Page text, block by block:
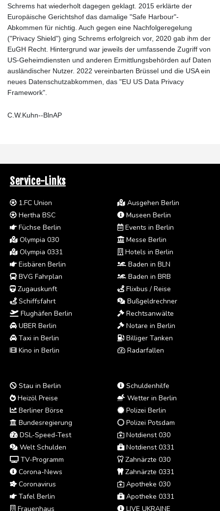
Schrems hat wiederholt dagegen geklagt. 2015 erklärte der
Europäische Gerichtshof das damalige "Safe Harbour"-
Abkommen für nichtig. Auch gegen eine Nachfolgeregelung
("Privacy Shield") ging Schrems erfolgreich vor, 2020 gab ihm der
EuGH Recht. Hintergrund war jeweils der umfassende Zugriff von
US-Geheimdiensten und anderen Ermittlungsbehörden auf Daten
ausländischer Nutzer. 2022 vereinbarten Brüssel und die USA ein
neues Datenschutzabkommen, das "EU US Data Privacy
Framework".
C.W.Kuhn--BlnAP
Service-Links
1.FC Union
Hertha BSC
Füchse Berlin
Olympia 030
Olympia 0331
Eisbären Berlin
BVG Fahrplan
Zugauskunft
Schiffsfahrt
Flughäfen Berlin
UBER Berlin
Taxi in Berlin
Kino in Berlin
Ausgehen Berlin
Museen Berlin
Events in Berlin
Messe Berlin
Hotels in Berlin
Baden in BLN
Baden in BRB
Flixbus / Reise
Bußgeldrechner
Rechtsanwälte
Notare in Berlin
Billiger Tanken
Radarfallen
Stau in Berlin
Heizöl Preise
Berliner Börse
Bundesregierung
DSL-Speed-Test
Welt Schulden
TV-Programm
Corona-News
Coronavirus
Tafel Berlin
Frauenhaus
Schuldenhilfe
Wetter in Berlin
Polizei Berlin
Polizei Potsdam
Notdienst 030
Notdienst 0331
Zahnärzte 030
Zahnärzte 0331
Apotheke 030
Apotheke 0331
LIVE UKRAINE